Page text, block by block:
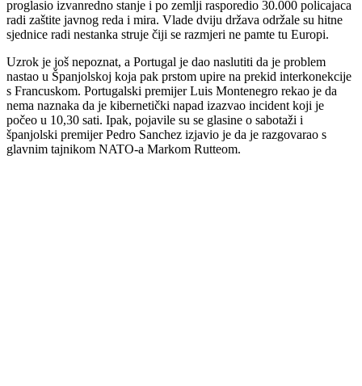
proglasio izvanredno stanje i po zemlji rasporedio 30.000 policajaca
radi zaštite javnog reda i mira. Vlade dviju država održale su hitne
sjednice radi nestanka struje čiji se razmjeri ne pamte tu Europi.
Uzrok je još nepoznat, a Portugal je dao naslutiti da je problem
nastao u Španjolskoj koja pak prstom upire na prekid interkonekcije
s Francuskom. Portugalski premijer Luis Montenegro rekao je da
nema naznaka da je kibernetički napad izazvao incident koji je
počeo u 10,30 sati. Ipak, pojavile su se glasine o sabotaži i
španjolski premijer Pedro Sanchez izjavio je da je razgovarao s
glavnim tajnikom NATO-a Markom Rutteom.